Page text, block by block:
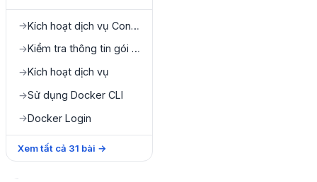
→ Kích hoạt dịch vụ Container Registry
→ Kiểm tra thông tin gói dịch vụ
→Kích hoạt dịch vụ
→Sử dụng Docker CLI
→Docker Login
Xem tất cả 31 bài →